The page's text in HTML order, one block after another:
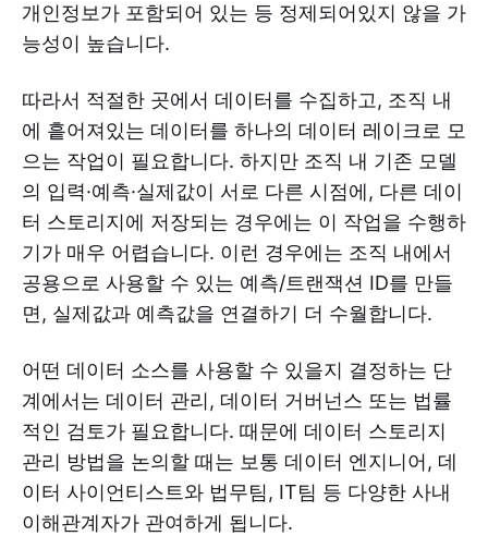
개인정보가 포함되어 있는 등 정제되어있지 않을 가
능성이 높습니다.
따라서 적절한 곳에서 데이터를 수집하고, 조직 내
에 흩어져있는 데이터를 하나의 데이터 레이크로 모
으는 작업이 필요합니다. 하지만 조직 내 기존 모델
의 입력·예측·실제값이 서로 다른 시점에, 다른 데이
터 스토리지에 저장되는 경우에는 이 작업을 수행하
기가 매우 어렵습니다. 이런 경우에는 조직 내에서
공용으로 사용할 수 있는 예측/트랜잭션 ID를 만들
면, 실제값과 예측값을 연결하기 더 수월합니다.
어떤 데이터 소스를 사용할 수 있을지 결정하는 단
계에서는 데이터 관리, 데이터 거버넌스 또는 법률
적인 검토가 필요합니다. 때문에 데이터 스토리지
관리 방법을 논의할 때는 보통 데이터 엔지니어, 데
이터 사이언티스트와 법무팀, IT팀 등 다양한 사내
이해관계자가 관여하게 됩니다.